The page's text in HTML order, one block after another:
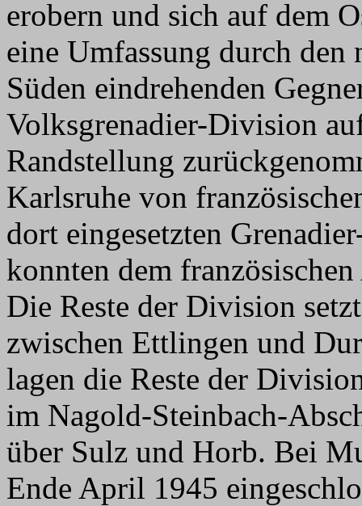
erobern und sich auf dem
eine Umfassung durch
Süden eindrehenden
Volksgrenadier-Division
Randstellung
Karlsruhe von
dort eingesetzten
konnten dem
Die Reste der Division
zwischen Ettlingen und
lagen die Reste der
im Nagold-Steinbach-
über Sulz und Horb. Bei
Ende April 1945